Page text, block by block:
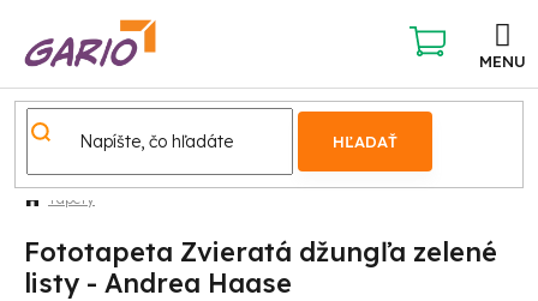
obsah
HĽADAŤ
NÁKUPNÝ
KOŠÍK
Tapety
Fototapeta Zvieratá džungľa zelené
listy - Andrea Haase